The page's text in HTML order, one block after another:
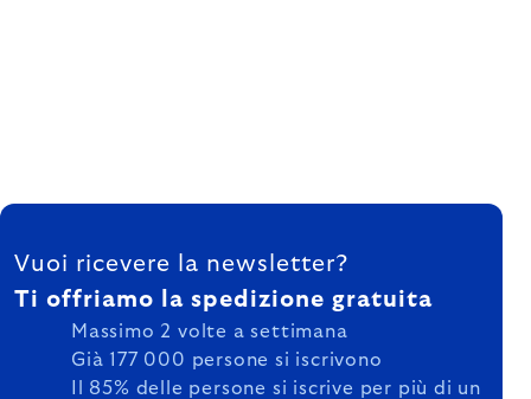
FOOTER
Vuoi ricevere la newsletter?
Ti offriamo la spedizione gratuita
Massimo 2 volte a settimana
Già 177 000 persone si iscrivono
Il 85% delle persone si iscrive per più di un